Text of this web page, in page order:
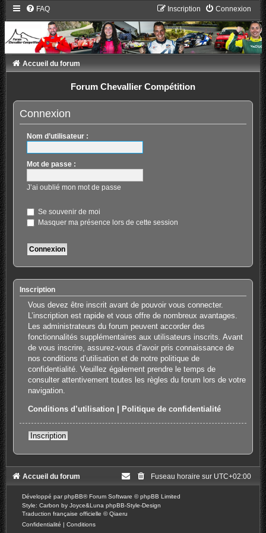
FAQ Connexion
Inscription
Accueil du forum
Forum Chevallier Compétition
Connexion
Nom d’utilisateur :
Mot de passe :
J’ai oublié mon mot de passe
Se souvenir de moi
Masquer ma présence lors de cette session
Inscription
Vous devez être inscrit avant de pouvoir vous connecter.
L’inscription est rapide et vous offre de nombreux avantages.
Les administrateurs du forum peuvent accorder des
fonctionnalités supplémentaires aux utilisateurs inscrits. Avant
de vous inscrire, assurez-vous d’avoir pris connaissance de
nos conditions d’utilisation et de notre politique de
confidentialité. Veuillez également prendre le temps de
consulter attentivement toutes les règles du forum lors de votre
navigation.
Conditions d’utilisation Politique de confidentialité
Inscription
Accueil du forum Fuseau horaire sur UTC+02:00
Développé parphpBB® Forum Software © phpBB Limited
Style: Carbon by Joyce&Luna phpBB-Style-Design
Traduction française officielle ©Qiaeru
Confidentialité | Conditions